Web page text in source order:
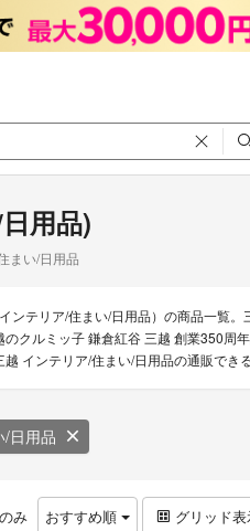
用品)
まい/日用品
ンテリア/住まい/日用品）の商品一覧
のクルミッ子 鎌倉紅谷 三越 創業350
インテリア/住まい/日用品の通販でき
/日用品
み おすすめ順 グリッド